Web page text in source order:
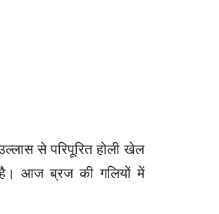
से परिपूरित होली खेल
है। आज ब्रज की गलियों में